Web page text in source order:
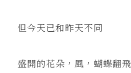
但今天已和昨天不同
盛開的花朵，風，蝴蝶翻飛